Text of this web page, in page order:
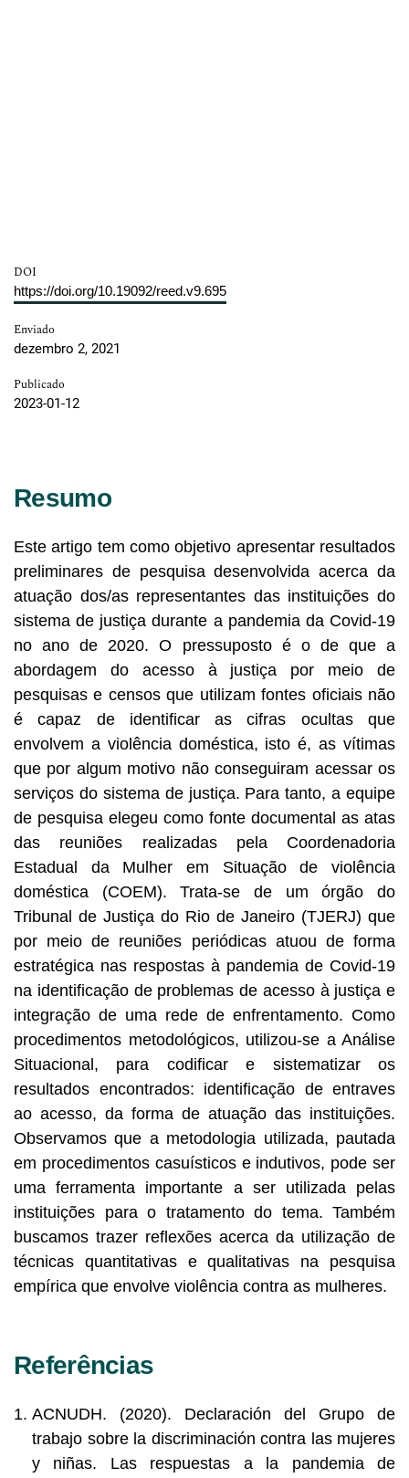
DOI
https://doi.org/10.19092/reed.v9.695
Enviado
dezembro 2, 2021
Publicado
2023-01-12
Resumo
Este artigo tem como objetivo apresentar resultados
preliminares de pesquisa desenvolvida acerca da
atuação dos/as representantes das instituições do
sistema de justiça durante a pandemia da Covid-19
no ano de 2020. O pressuposto é o de que a
abordagem do acesso à justiça por meio de
pesquisas e censos que utilizam fontes oficiais não
é capaz de identificar as cifras ocultas que
envolvem a violência doméstica, isto é, as vítimas
que por algum motivo não conseguiram acessar os
serviços do sistema de justiça. Para tanto, a equipe
de pesquisa elegeu como fonte documental as atas
das reuniões realizadas pela Coordenadoria
Estadual da Mulher em Situação de violência
doméstica (COEM). Trata-se de um órgão do
Tribunal de Justiça do Rio de Janeiro (TJERJ) que
por meio de reuniões periódicas atuou de forma
estratégica nas respostas à pandemia de Covid-19
na identificação de problemas de acesso à justiça e
integração de uma rede de enfrentamento. Como
procedimentos metodológicos, utilizou-se a Análise
Situacional, para codificar e sistematizar os
resultados encontrados: identificação de entraves
ao acesso, da forma de atuação das instituições.
Observamos que a metodologia utilizada, pautada
em procedimentos casuísticos e indutivos, pode ser
uma ferramenta importante a ser utilizada pelas
instituições para o tratamento do tema. Também
buscamos trazer reflexões acerca da utilização de
técnicas quantitativas e qualitativas na pesquisa
empírica que envolve violência contra as mulheres.
Referências
ACNUDH. (2020). Declaración del Grupo de
trabajo sobre la discriminación contra las mujeres
y niñas. Las respuestas a la pandemia de